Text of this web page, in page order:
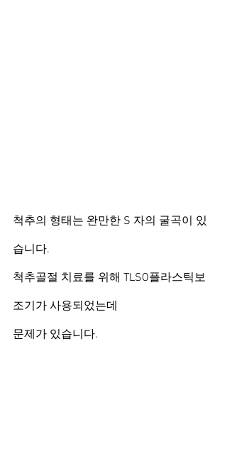
척추의 형태는 완만한 S 자의 굴곡이 있
습니다.
척추골절 치료를 위해 TLSO플라스틱보
조기가 사용되었는데
문제가 있습니다.